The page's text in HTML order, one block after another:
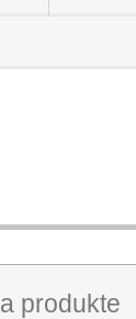
produkte